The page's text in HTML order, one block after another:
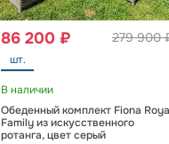
279 900
86 200 ₽
шт.
В наличии
Обеденный комплект Fiona
Family из искусственного
ротанга, цвет серый